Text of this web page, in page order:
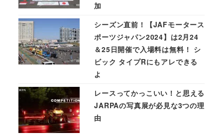
加
シーズン直前！【JAFモータース
ポーツジャパン2024】は2月24
＆25日開催で入場料は無料！ シ
ビック タイプRにもアレできる
よ
レースってかっこいい！と思える
JARPAの写真展が必見な3つの理
由